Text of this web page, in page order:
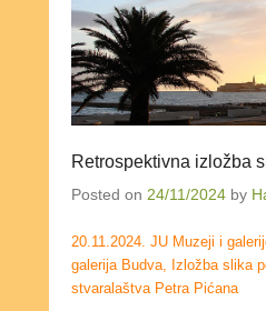
Retrospektivna izložba
Posted on 24/11/2024 by
20.11.2024. JU Muzeji i
galerija Budva, Izložba slika
stvaralaštva Petra Pićana